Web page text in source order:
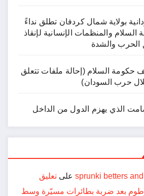
بولاية شمال كردفان تطلق نداءً
السلام والمنظمات الإنسانية لإنقاذ
الحرب والشدة
حكومة السلام (إحالة ملفات تتعلق
حرب السودان)
الذي يهزم الدول من الداخل
sprunki betters على تعليق
بعد ضربة بطائرات مسيّرة وسط